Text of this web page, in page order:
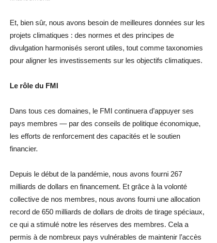
Et, bien sûr, nous avons besoin de meilleures données sur les
projets climatiques : des normes et des principes de
divulgation harmonisés seront utiles, tout comme taxonomies
pour aligner les investissements sur les objectifs climatiques.
Le rôle du FMI
Dans tous ces domaines, le FMI continuera d’appuyer ses
pays membres — par des conseils de politique économique,
les efforts de renforcement des capacités et le soutien
financier.
Depuis le début de la pandémie, nous avons fourni 267
milliards de dollars en financement. Et grâce à la volonté
collective de nos membres, nous avons fourni une allocation
record de 650 milliards de dollars de droits de tirage spéciaux,
ce qui a stimulé notre les réserves des membres. Cela a
permis à de nombreux pays vulnérables de maintenir l’accès